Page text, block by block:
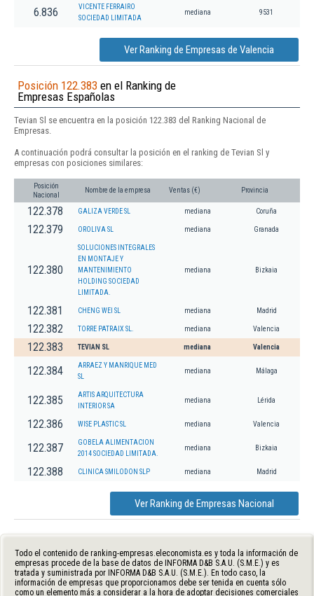
6.836
VICENTE FERRAIRO
SOCIEDAD LIMITADA
mediana 9531
Ver Ranking de Empresas de Valencia
Posición 122.383 en el Ranking de
Empresas Españolas
Tevian Sl se encuentra en la posición 122.383 del Ranking Nacional de
Empresas.
A continuación podrá consultar la posición en el ranking de Tevian Sl y
empresas con posiciones similares:
Posición
Nacional
Nombre de la empresa Ventas (€) Provincia
122.378 GALIZA VERDE SL mediana Coruña
122.379 OROLIVA SL mediana Granada
122.380
SOLUCIONES INTEGRALES
EN MONTAJE Y
MANTENIMIENTO
HOLDING SOCIEDAD
LIMITADA.
mediana Bizkaia
122.381 CHENG WEI SL mediana Madrid
122.382 TORRE PATRAIX SL. mediana Valencia
122.383 TEVIAN SL mediana Valencia
122.384
ARRAEZ Y MANRIQUE MED
SL
mediana Málaga
122.385
ARTIS ARQUITECTURA
INTERIOR SA
mediana Lérida
122.386 WISE PLASTIC SL mediana Valencia
122.387
GOBELA ALIMENTACION
2014 SOCIEDAD LIMITADA.
mediana Bizkaia
122.388 CLINICA SMILODON SLP mediana Madrid
Ver Ranking de Empresas Nacional
Todo el contenido de ranking-empresas.eleconomista.es y toda la información de
empresas procede de la base de datos de INFORMA D&B S.A.U. (S.M.E.) y es
tratada y suministrada por INFORMA D&B S.A.U. (S.M.E.). En todo caso, la
información de empresas que proporcionamos debe ser tenida en cuenta sólo
como un elemento más a considerar a la hora de adoptar decisiones comerciales